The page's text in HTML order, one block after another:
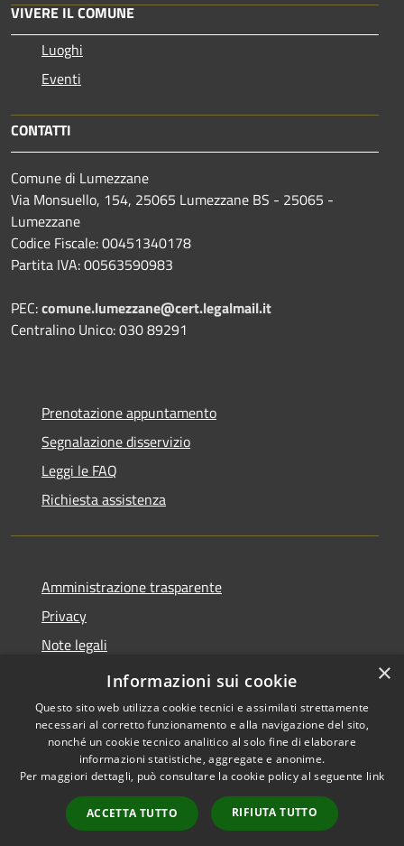
VIVERE IL COMUNE
Luoghi
Eventi
CONTATTI
Comune di Lumezzane
Via Monsuello, 154, 25065 Lumezzane BS - 25065 -
Lumezzane
Codice Fiscale: 00451340178
Partita IVA: 00563590983
PEC:comune.lumezzane@cert.legalmail.it
Centralino Unico: 030 89291
Prenotazione appuntamento
Segnalazione disservizio
Leggi le FAQ
Richiesta assistenza
Amministrazione trasparente
Privacy
Note legali
Dichiarazione di accessibilità
Accessibilità
Copyright © 2026 • Comune di
Lumezzane • Powered by
Municipium•
Accesso
redazione
×
Informazioni sui cookie
Questo sito web utilizza cookie tecnici e assimilati strettamente
necessari al corretto funzionamento e alla navigazione del sito,
nonché un cookie tecnico analitico al solo fine di elaborare
informazioni statistiche, aggregate e anonime.
Per maggiori dettagli, può consultare la cookie policy al seguente link
ACCETTA TUTTO RIFIUTA TUTTO